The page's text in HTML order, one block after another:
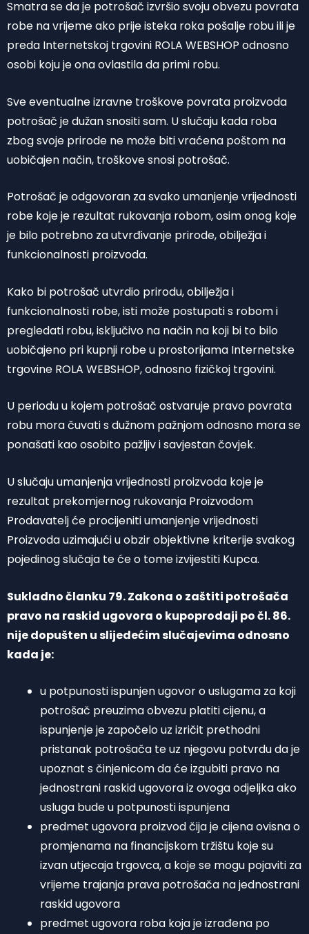
Smatra se da je potrošač izvršio svoju obvezu povrata
robe na vrijeme ako prije isteka roka pošalje robu ili je
preda Internetskoj trgovini ROLA WEBSHOP odnosno
osobi koju je ona ovlastila da primi robu.
Sve eventualne izravne troškove povrata proizvoda
potrošač je dužan snositi sam. U slučaju kada roba
zbog svoje prirode ne može biti vraćena poštom na
uobičajen način, troškove snosi potrošač.
Potrošač je odgovoran za svako umanjenje vrijednosti
robe koje je rezultat rukovanja robom, osim onog koje
je bilo potrebno za utvrđivanje prirode, obilježja i
funkcionalnosti proizvoda.
Kako bi potrošač utvrdio prirodu, obilježja i
funkcionalnosti robe, isti može postupati s robom i
pregledati robu, isključivo na način na koji bi to bilo
uobičajeno pri kupnji robe u prostorijama Internetske
trgovine ROLA WEBSHOP, odnosno fizičkoj trgovini.
U periodu u kojem potrošač ostvaruje pravo povrata
robu mora čuvati s dužnom pažnjom odnosno mora se
ponašati kao osobito pažljiv i savjestan čovjek.
U slučaju umanjenja vrijednosti proizvoda koje je
rezultat prekomjernog rukovanja Proizvodom
Prodavatelj će procijeniti umanjenje vrijednosti
Proizvoda uzimajući u obzir objektivne kriterije svakog
pojedinog slučaja te će o tome izvijestiti Kupca.
Sukladno članku 79. Zakona o zaštiti potrošača
pravo na raskid ugovora o kupoprodaji po čl. 86.
nije dopušten u slijedećim slučajevima odnosno
kada je:
u potpunosti ispunjen ugovor o uslugama za koji
potrošač preuzima obvezu platiti cijenu, a
ispunjenje je započelo uz izričit prethodni
pristanak potrošača te uz njegovu potvrdu da je
upoznat s činjenicom da će izgubiti pravo na
jednostrani raskid ugovora iz ovoga odjeljka ako
usluga bude u potpunosti ispunjena
predmet ugovora proizvod čija je cijena ovisna o
promjenama na financijskom tržištu koje su
izvan utjecaja trgovca, a koje se mogu pojaviti za
vrijeme trajanja prava potrošača na jednostrani
raskid ugovora
predmet ugovora roba koja je izrađena po